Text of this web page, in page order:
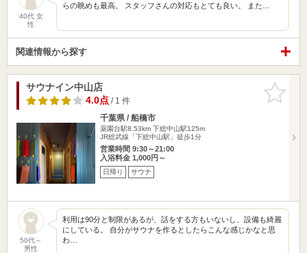
40代 女
性
らの眺めも最高。 スタッフさんの対応もとても良い。 また…
関連情報から探す
お気に入
りに追加
サウナイン中山店
4.0点/ 1 件
千葉県 / 船橋市
薬園台駅8.53km 下総中山駅125m
JR総武線「下総中山駅」徒歩1分
営業時間 9:30～21:00
入浴料金 1,000円～
日帰り サウナ
50代～
男性
利用は90分と制限があるが、話をする方もいないし、設備も綺麗
にしている。 自分がサウナを作るとしたらこんな感じかなと思
わ…